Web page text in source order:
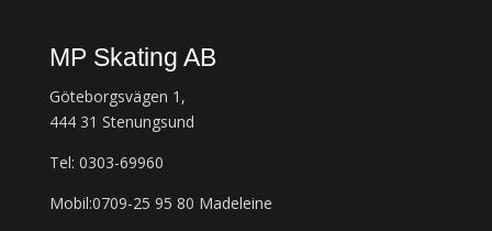
MP Skating AB
Göteborgsvägen 1,
444 31 Stenungsund
Tel: 0303-69960
Mobil:0709-25 95 80 Madeleine